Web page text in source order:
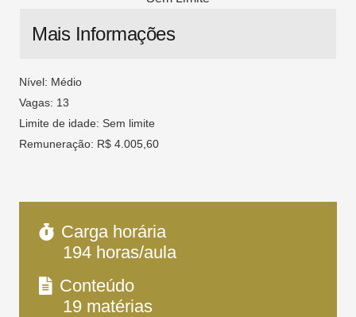
Mais Informações
Nível: Médio
Vagas: 13
Limite de idade: Sem limite
Remuneração: R$ 4.005,60
Carga horária
194 horas/aula
Conteúdo
19 matérias